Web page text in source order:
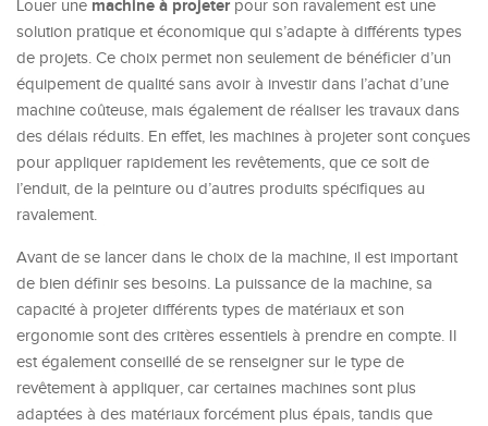
Louer une machine à projeterpour son ravalement est une
solution pratique et économique qui s’adapte à différents types
de projets. Ce choix permet non seulement de bénéficier d’un
équipement de qualité sans avoir à investir dans l’achat d’une
machine coûteuse, mais également de réaliser les travaux dans
des délais réduits. En effet, les machines à projeter sont conçues
pour appliquer rapidement les revêtements, que ce soit de
l’enduit, de la peinture ou d’autres produits spécifiques au
ravalement.
Avant de se lancer dans le choix de la machine, il est important
de bien définir ses besoins. La puissance de la machine, sa
capacité à projeter différents types de matériaux et son
ergonomie sont des critères essentiels à prendre en compte. Il
est également conseillé de se renseigner sur le type de
revêtement à appliquer, car certaines machines sont plus
adaptées à des matériaux forcément plus épais, tandis que